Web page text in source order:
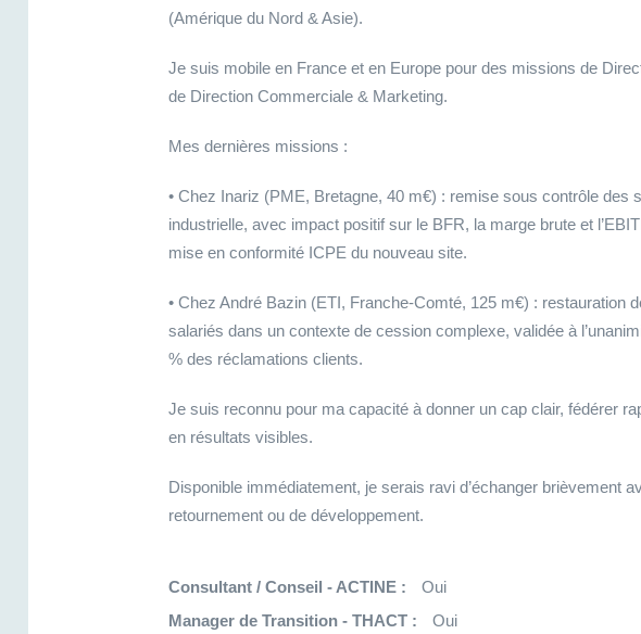
(Amérique du Nord & Asie).
Je suis mobile en France et en Europe pour des missions de
de Direction Commerciale & Marketing.
Mes dernières missions :
• Chez Inariz (PME, Bretagne, 40 m€) : remise sous contrôle
industrielle, avec impact positif sur le BFR, la marge brute et
mise en conformité ICPE du nouveau site.
• Chez André Bazin (ETI, Franche-Comté, 125 m€) : restauration
salariés dans un contexte de cession complexe, validée à
% des réclamations clients.
Je suis reconnu pour ma capacité à donner un cap clair, fédérer
en résultats visibles.
Disponible immédiatement, je serais ravi d’échanger brièvement
retournement ou de développement.
Consultant / Conseil - ACTINE :
Oui
Manager de Transition - THACT :
Oui